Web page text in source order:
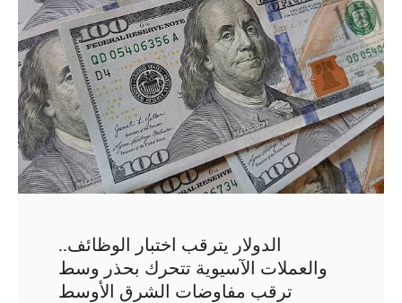
الدولار يترقب اختبار الوظائف..
والعملات الآسيوية تتحرك بحذر وسط
ترقب مفاوضات الشرق الأوسط